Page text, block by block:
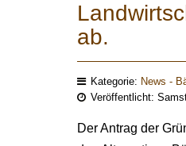
ab.
Kategorie: News -
Veröffentlicht:
Der Antrag der